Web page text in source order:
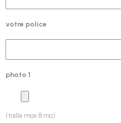
votre police
photo 1
(taille max 8 mo)